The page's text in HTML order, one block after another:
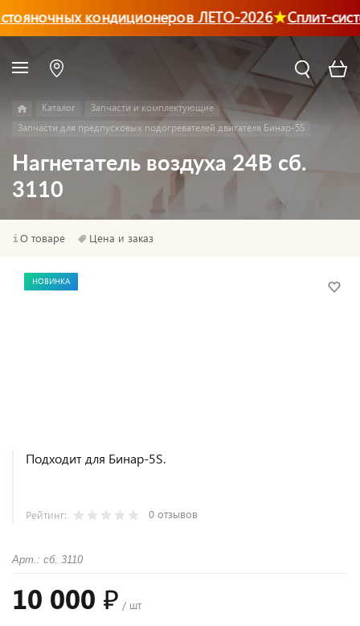
кондиционеров ЛЕТО-2026 Сплит-
Каталог
Запчасти и комплектующие
Запчасти для предпусковых подогревателей двигателя Бинар-5S
Нагнетатель воздуха 24В сб.
3110
О товаре Цена и заказ
НОВИНКА
Подходит для Бинар-5S.
Рейтинг: 0 отзывов
Арт.: сб. 3110
10 000 ₽ / шт